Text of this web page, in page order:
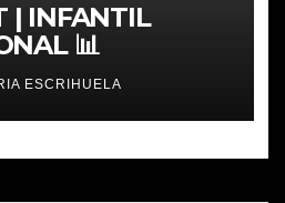
| INFANTIL
📊
ESCRIHUELA